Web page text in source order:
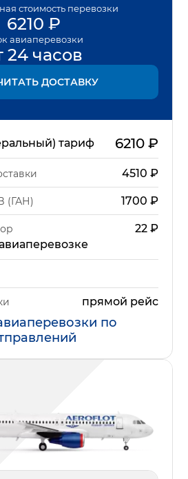
стоимость перевозки
6210 ₽
авиаперевозки
24 часов
ДОСТАВКУ
тариф 6210₽
4510 ₽
(ГАН) 1700 ₽
22₽
прямой рейс
по